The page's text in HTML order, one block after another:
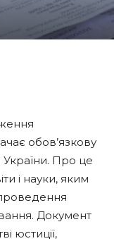
обов’язкову
України. Про це
і науки, яким
Документ
юстиції,